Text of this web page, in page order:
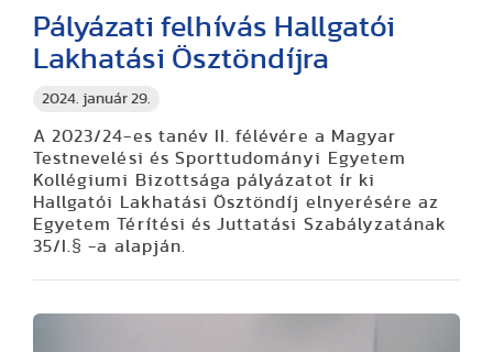
2024. január 29.
Pályázati felhívás Hallgatói
Lakhatási Ösztöndíjra
A 2023/24-es tanév II. félévére a Magyar
Testnevelési és Sporttudományi Egyetem
Kollégiumi Bizottsága pályázatot ír ki
Hallgatói Lakhatási Ösztöndíj elnyerésére az
Egyetem Térítési és Juttatási Szabályzatának
35/I.§ -a alapján.